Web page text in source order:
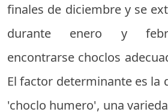
finales de diciembre y se
durante enero y
encontrarse choclos
El factor determinante es la
'choclo humero', una